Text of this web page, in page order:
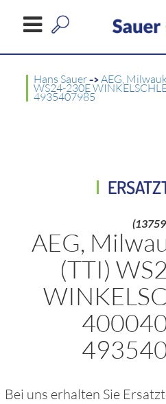
Hans Sauer->AEG,
WS24-230E
4935407985
AEG,
(TTI)
Bei uns erhalten Sie